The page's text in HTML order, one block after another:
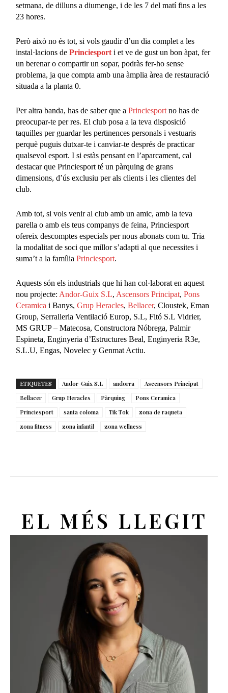
setmana, de dilluns a diumenge, i de les 7 del matí fins a les
23 hores.
Però això no és tot, si vols gaudir d’un dia complet a les
instal·lacions dePrinciesport i et ve de gust un bon àpat, fer
un berenar o compartir un sopar, podràs fer-ho sense
problema, ja que compta amb una àmplia àrea de restauració
situada a la planta 0.
Per altra banda, has de saber que aPrinciesport no has de
preocupar-te per res. El club posa a la teva disposició
taquilles per guardar les pertinences personals i vestuaris
perquè puguis dutxar-te i canviar-te després de practicar
qualsevol esport. I si estàs pensant en l’aparcament, cal
destacar que Princiesport té un pàrquing de grans
dimensions, d’ús exclusiu per als clients i les clientes del
club.
Amb tot, si vols venir al club amb un amic, amb la teva
parella o amb els teus companys de feina, Princiesport
ofereix descomptes especials per nous abonats com tu. Tria
la modalitat de soci que millor s’adapti al que necessites i
suma’t a la famíliaPrinciesport.
Aquests són els industrials que hi han col·laborat en aquest
nou projecte: Andor-Guix S.L, Ascensors Principat,Pons
Ceramica i Banys,Grup Heracles,Bellacer, Cloustek, Eman
Group, Serralleria Ventilació Europ, S.L, Fitó S.L Vidrier,
MS GRUP – Matecosa, Constructora Nóbrega, Palmir
Espineta, Enginyeria d’Estructures Beal, Enginyeria R3e,
S.L.U, Engas, Novelec y Genmat Actiu.
ETIQUETES Andor-Guix S.L andorra
Ascensors Principat
Bellacer
Grup Heracles Pàrquing
Pons Ceramica
Princiesport
santa coloma Tik Tok
zona de raqueta
zona fitness
zona infantil zona wellness
EL MÉS LLEGIT